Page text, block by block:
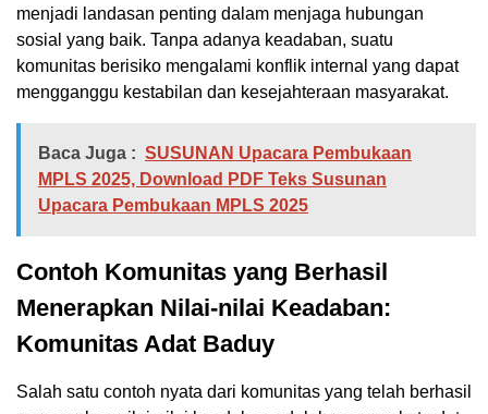
menjadi landasan penting dalam menjaga hubungan
sosial yang baik. Tanpa adanya keadaban, suatu
komunitas berisiko mengalami konflik internal yang dapat
mengganggu kestabilan dan kesejahteraan masyarakat.
Baca Juga : SUSUNAN Upacara Pembukaan
MPLS 2025, Download PDF Teks Susunan
Upacara Pembukaan MPLS 2025
Contoh Komunitas yang Berhasil
Menerapkan Nilai-nilai Keadaban:
Komunitas Adat Baduy
Salah satu contoh nyata dari komunitas yang telah berhasil